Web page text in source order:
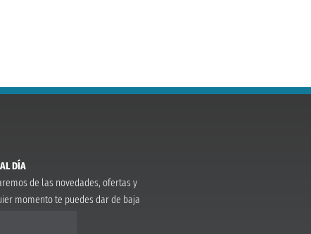
DÍA
de las novedades, ofertas y
momento te puedes dar de baja